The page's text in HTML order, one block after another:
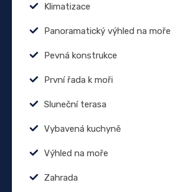
Klimatizace
Panoramatický výhled na moře
Pevná konstrukce
První řada k moři
Sluneční terasa
Vybavená kuchyně
Výhled na moře
Zahrada